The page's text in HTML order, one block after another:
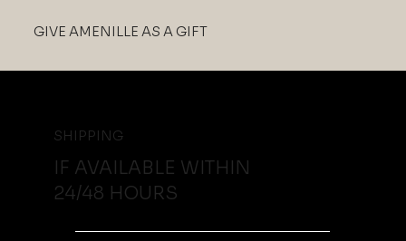
GIVE AMENILLE AS A GIFT
SHIPPING
IF AVAILABLE WITHIN
24/48 HOURS